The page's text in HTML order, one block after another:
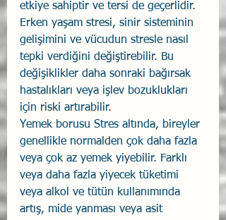
etkiye sahiptir ve tersi de geçerlidir.
Erken yaşam stresi, sinir sisteminin
gelişimini ve vücudun stresle nasıl
tepki verdiğini değiştirebilir. Bu
değişiklikler daha sonraki bağırsak
hastalıkları veya işlev bozuklukları
için riski artırabilir.
Yemek borusu Stres altında, bireyler
genellikle normalden çok daha fazla
veya çok az yemek yiyebilir. Farklı
veya daha fazla yiyecek tüketimi
veya alkol ve tütün kullanımında
artış, mide yanması veya asit